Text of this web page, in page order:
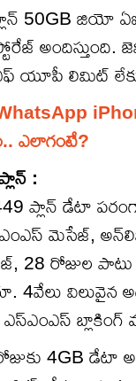
50GB జియో
స్టోరేజ్
యూపీ లిమిట్
ఎలాగంటే?
:
ప్లాన్ డేటా పరంగా
మెసేజ్,
28 రోజుల
4వేలు విలువైన
బ్లాకింగ్
4GB డేటా